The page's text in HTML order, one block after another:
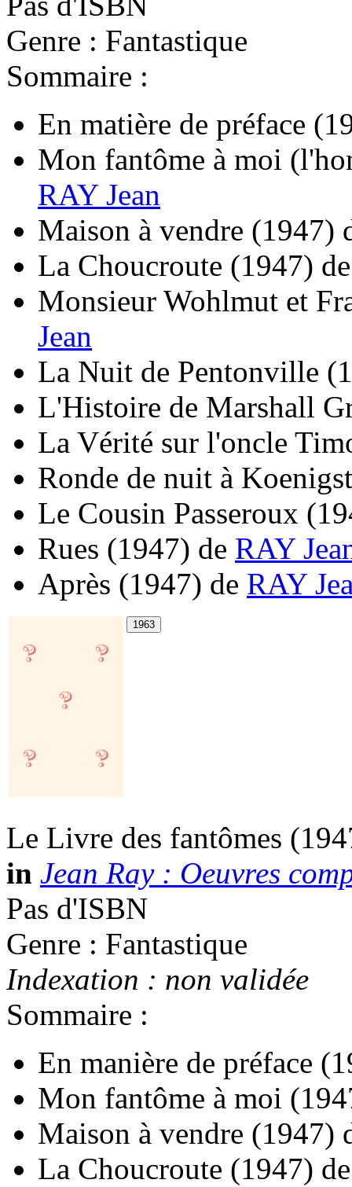
Genre : Fantastique
Sommaire :
En matière de préface
Mon fantôme à moi
RAY Jean
Maison à vendre (1947)
La Choucroute (1947)
Monsieur Wohlmut et
Jean
La Nuit de Pentonville
L'Histoire de Marshall
La Vérité sur l'oncle
Ronde de nuit à
Le Cousin Passeroux
Rues (1947) de RAY
Après (1947) de RAY
Le Livre des fantômes
in Jean Ray : Oeuvres
Pas d'ISBN
Genre : Fantastique
Indexation : non validée
Sommaire :
En manière de préface
Mon fantôme à moi
Maison à vendre (1947)
La Choucroute (1947)